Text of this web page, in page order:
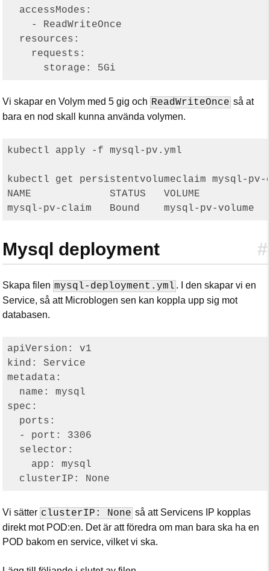
  accessModes:
    - ReadWriteOnce
  resources:
    requests:
Vi skapar en Volym med 5 gig och ReadWriteOnce så at
bara en nod skall kunna använda volymen.
kubectl apply -f mysql-pv.yml
kubectl get persistentvolumeclaim mysql-pv-
NAME             STATUS   VOLUME
#
Mysql deployment
Skapa filen mysql-deployment.yml . I den skapar vi en
Service, så att Microblogen sen kan koppla upp sig mot
databasen.
apiVersion: v1
kind: Service
metadata:
  name: mysql
spec:
  ports:
  - port: 3306
  selector:
    app: mysql
Vi sätter clusterIP: None så att Servicens IP kopplas
direkt mot POD:en. Det är att föredra om man bara ska ha en
POD bakom en service, vilket vi ska.